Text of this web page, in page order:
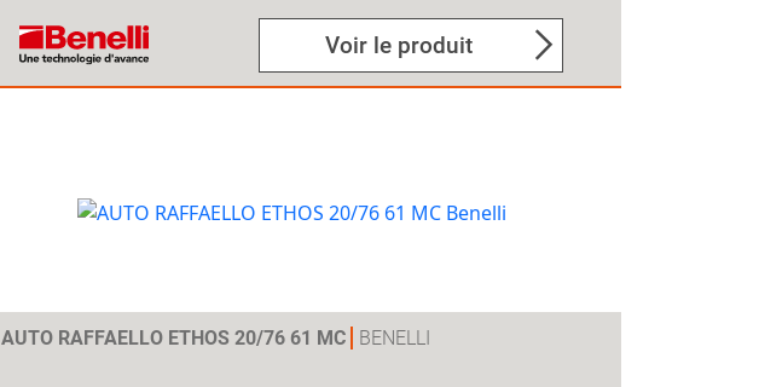
Voir le produit
AUTO RAFFAELLO ETHOS 20/76 61 MC BENELLI